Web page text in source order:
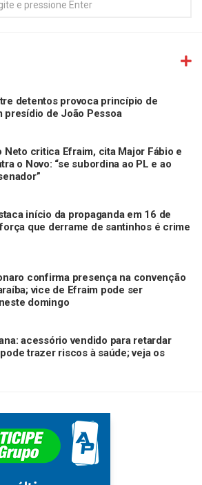
detentos provoca princípio de
presídio de João Pessoa
Neto critica Efraim, cita Major Fábio e
o Novo: “se subordina ao PL e ao
início da propaganda em 16 de
que derrame de santinhos é crime
confirma presença na convenção
vice de Efraim pode ser
domingo
acessório vendido para retardar
trazer riscos à saúde; veja os